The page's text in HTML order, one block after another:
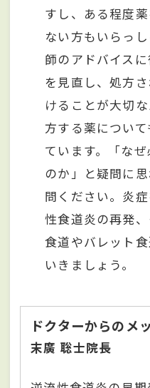
すし、ある程度
ない方もいらっ
師のアドバイス
を見直し、処方
けることが大切
方する薬につい
ています。「な
のか」と疑問に
問ください。炎
性食道炎の再発
食道やバレット
いきましょう。
ドクターからのメ
末廣 聡士院長